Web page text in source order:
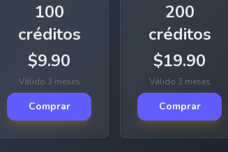
100
créditos
$9.90
Válido 3 meses
Comprar
200
créditos
$19.90
Válido 3 meses
Comprar